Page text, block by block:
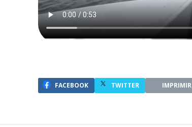
FACEBOOK TWITTER IMPRIMIR